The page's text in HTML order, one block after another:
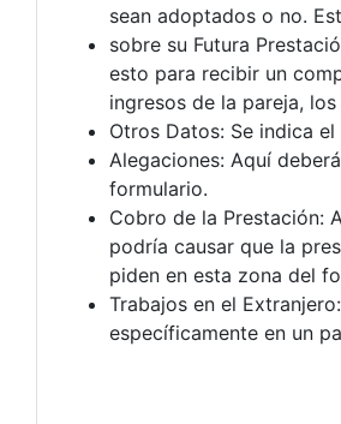
sean adoptados o no.
sobre su Futura
esto para recibir un
ingresos de la pareja,
Otros Datos: Se indica
Alegaciones: Aquí
formulario.
Cobro de la Prestación:
podría causar que la
piden en esta zona del
Trabajos en el
específicamente en un